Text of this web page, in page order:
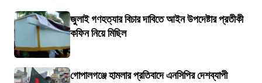
জুলাই গণহত্যার বিচার দাবিতে আইন উপদেষ্টার প্রতীকী
কফিন নিয়ে মিছিল
গোপালগঞ্জে হামলার প্রতিবাদে এনসিপির দেশব্যাপী